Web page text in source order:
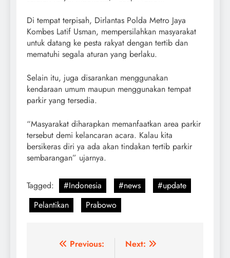
Di tempat terpisah, Dirlantas Polda Metro Jaya
Kombes Latif Usman, mempersilahkan masyarakat
untuk datang ke pesta rakyat dengan tertib dan
mematuhi segala aturan yang berlaku.
Selain itu, juga disarankan menggunakan
kendaraan umum maupun menggunakan tempat
parkir yang tersedia.
“Masyarakat diharapkan memanfaatkan area parkir
tersebut demi kelancaran acara. Kalau kita
bersikeras diri ya ada akan tindakan tertib parkir
sembarangan” ujarnya.
Tagged: #Indonesia #news
#update
Pelantikan
Prabowo
Post
Previous:
Next: